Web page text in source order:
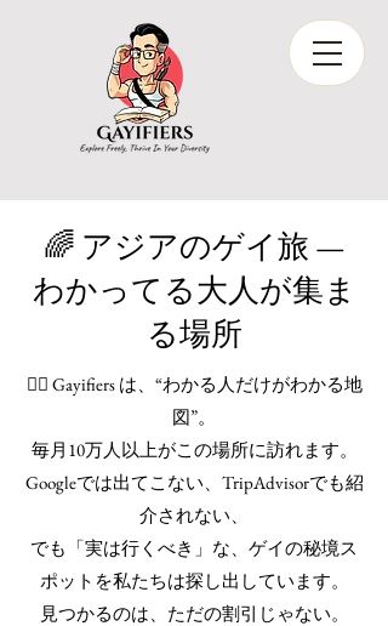
🌈 アジアのゲイ旅 —
わかってる大人が集ま
る場所
🏳️‍🌈 Gayifiers は、“わかる人だけがわかる地
図”。
毎月10万人以上がこの場所に訪れます。
Googleでは出てこない、TripAdvisorでも紹
介されない、
でも「実は行くべき」な、ゲイの秘境ス
ポットを私たちは探し出しています。
見つかるのは、ただの割引じゃない。